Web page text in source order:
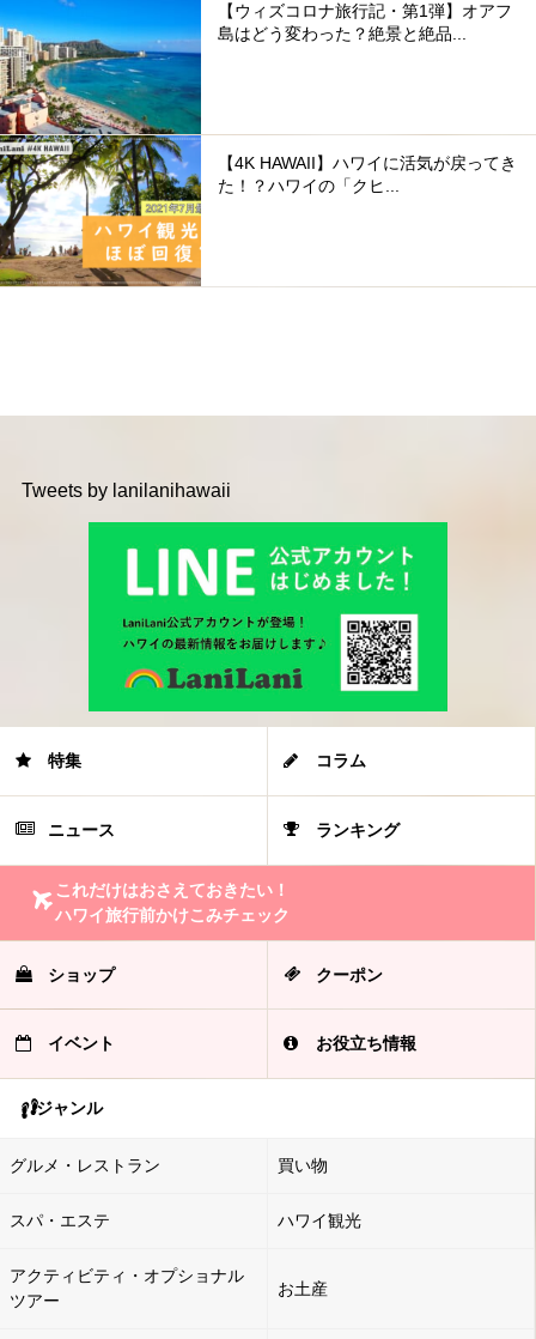
【ウィズコロナ旅行記・第1弾】オアフ
島はどう変わった？絶景と絶品...
【4K HAWAII】ハワイに活気が戻ってき
た！？ハワイの「クヒ...
Tweets by lanilanihawaii
特集 コラム
ニュース ランキング
これだけはおさえておきたい！
ハワイ旅行前かけこみチェック
ショップ クーポン
イベント お役立ち情報
ジャンル
グルメ・レストラン 買い物
スパ・エステ ハワイ観光
アクティビティ・オプショナル
ツアー
お土産